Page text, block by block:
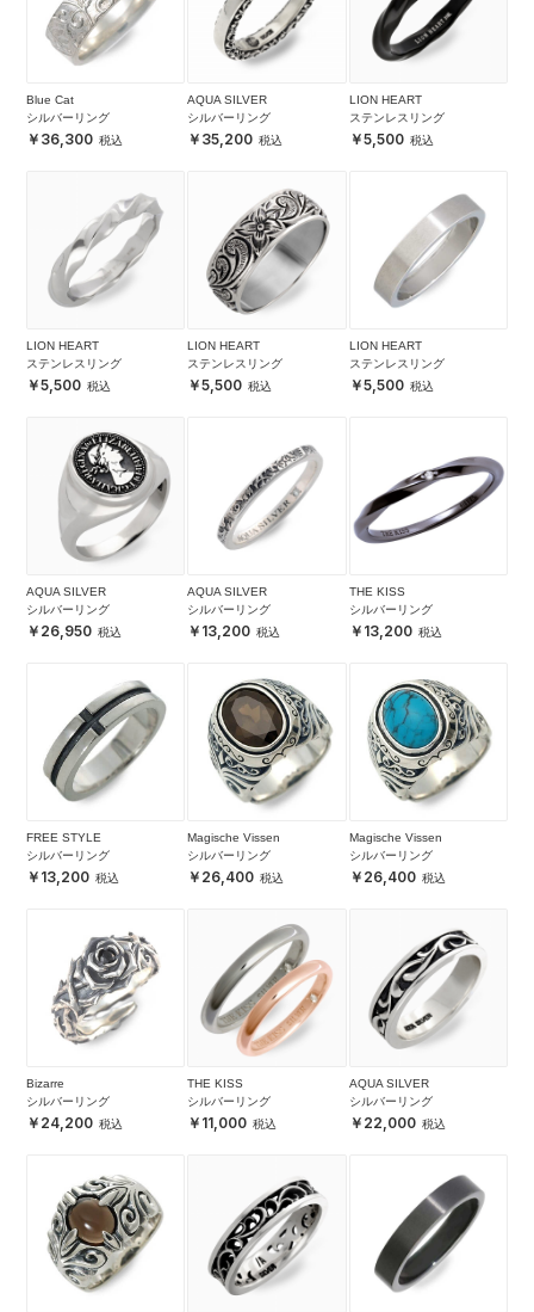
Blue Cat
シルバーリング
36,300
AQUA SILVER
シルバーリング
35,200
LION HEART
ステンレスリング
5,500
LION HEART
ステンレスリング
5,500
LION HEART
ステンレスリング
5,500
LION HEART
ステンレスリング
5,500
AQUA SILVER
シルバーリング
26,950
AQUA SILVER
シルバーリング
13,200
THE KISS
シルバーリング
13,200
FREE STYLE
シルバーリング
13,200
Magische Vissen
シルバーリング
26,400
Magische Vissen
シルバーリング
26,400
Bizarre
シルバーリング
24,200
THE KISS
シルバーリング
11,000
AQUA SILVER
シルバーリング
22,000